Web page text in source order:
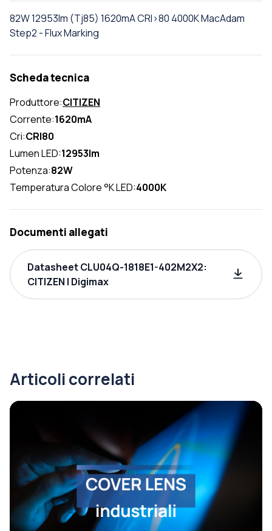
82W 12953lm (Tj85) 1620mA CRI>80 4000K MacAdam
Step2 - Flux Marking
Scheda tecnica
Produttore:CITIZEN
Corrente:1620mA
Cri:CRI80
Lumen LED:12953lm
Potenza:82W
Temperatura Colore °K LED:4000K
Documenti allegati
Datasheet CLU04Q-1818E1-402M2X2:
CITIZEN | Digimax
Articoli correlati